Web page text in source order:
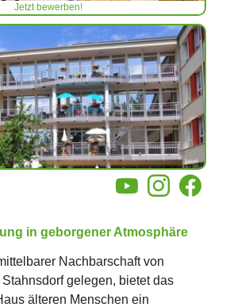
Jetzt bewerben!
YouTubeInstagram
in geborgener Atmosphäre
Nachbarschaft von
gelegen, bietet das
älteren Menschen ein